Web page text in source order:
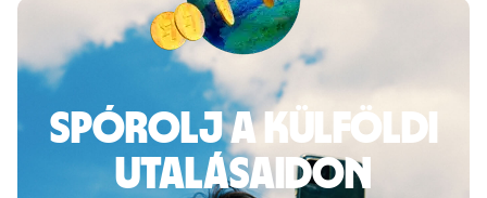
Spórolj a külföldi
utalásaidon